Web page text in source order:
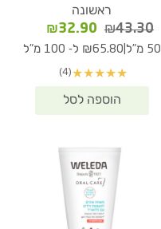
ראשונה
₪43.30
המחיר
המקורי
₪43.30.
₪32.90
הנוכחי
50 מ"ל ₪65.80 ל- 100 מ"ל
★
★
★
★
★
(4)